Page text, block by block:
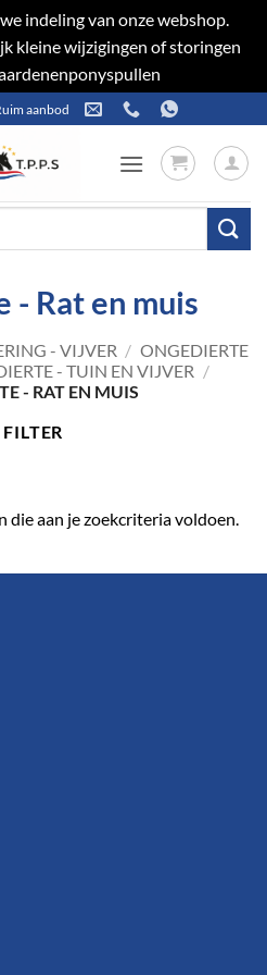
indeling van onze webshop.
kleine wijzigingen of storingen
aanbod
- Rat en muis
- VIJVER / ONGEDIERTE
- TUIN EN VIJVER /
- RAT EN MUIS
FILTER
die aan je zoekcriteria voldoen.